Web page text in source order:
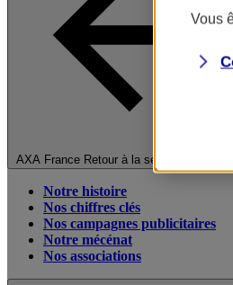
AXA France Retour à la section
Notre histoire
Nos chiffres clés
Nos campagnes publicitaires
Notre mécénat
Nos associations
Vous